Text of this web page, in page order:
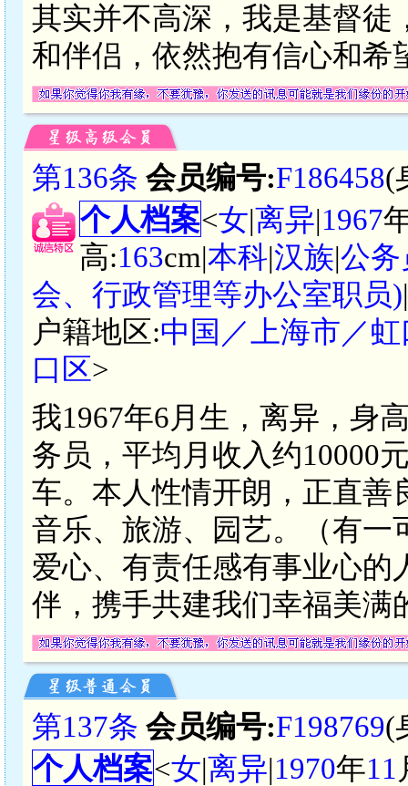
其实并不高深，我是基督徒
和伴侣，依然抱有信心和希
第136条 会员编号:F186458(
个人档案<女|离异|1967
高:163cm|本科|汉族|公务
会、行政管理等办公室职员)
户籍地区:中国／上海市／
口区>
我1967年6月生，离异，身
务员，平均月收入约10000
车。本人性情开朗，正直善
音乐、旅游、园艺。（有一
爱心、有责任感有事业心的
伴，携手共建我们幸福美满
第137条 会员编号:F198769(
个人档案<女|离异|1970年11